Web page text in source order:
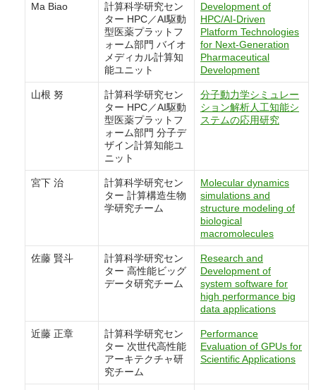
Ma Biao
計算科学研究セン
ター HPC／AI駆動
型医薬プラットフ
ォーム部門 バイオ
メディカル計算知
能ユニット
Development of
HPC/AI-Driven
Platform Technologies
for Next-Generation
Pharmaceutical
Development
山根 努
計算科学研究セン
ター HPC／AI駆動
型医薬プラットフ
ォーム部門 分子デ
ザイン計算知能ユ
ニット
分子動力学シミュレー
ション解析人工知能シ
ステムの応用研究
宮下 治
計算科学研究セン
ター 計算構造生物
学研究チーム
Molecular dynamics
simulations and
structure modeling of
biological
macromolecules
佐藤 賢斗
計算科学研究セン
ター 高性能ビッグ
データ研究チーム
Research and
Development of
system software for
high performance big
data applications
近藤 正章
計算科学研究セン
ター 次世代高性能
アーキテクチャ研
究チーム
Performance
Evaluation of GPUs for
Scientific Applications